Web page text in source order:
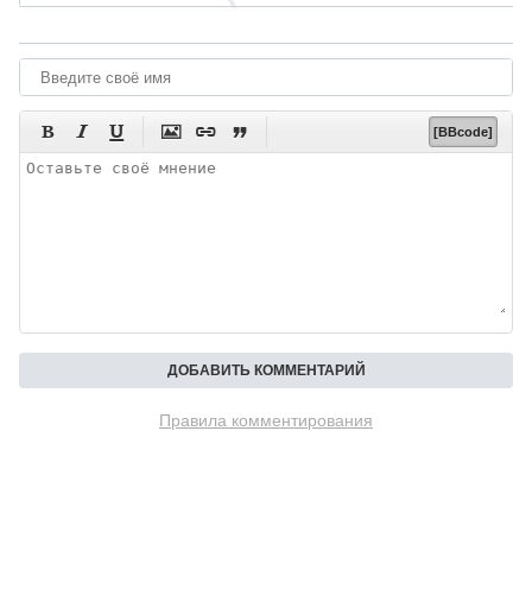
      [BBcode]
Правила комментирования